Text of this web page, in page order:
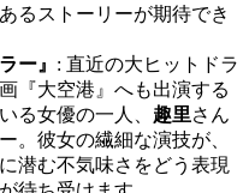
るストーリーが期待でき
ー』 : 直近の大ヒットドラ
『大空港』へも出演する
る女優の一人、 趣里さん
。彼女の繊細な演技が、
潜む不気味さをどう表現